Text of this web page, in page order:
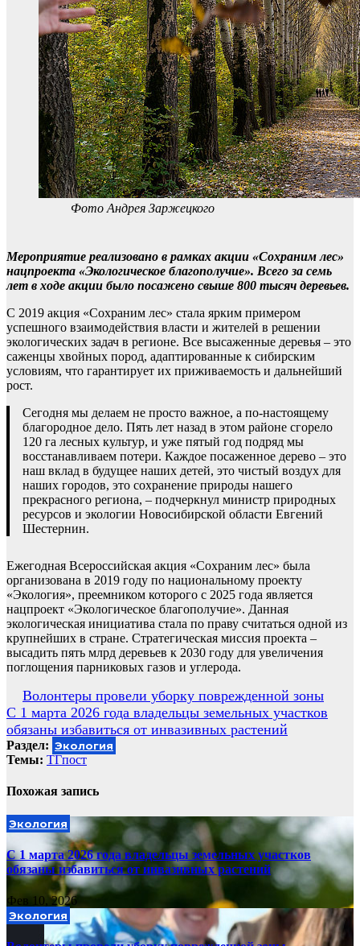
Фото Андрея Заржецкого
Мероприятие реализовано в рамках акции «Сохраним лес»
нацпроекта «Экологическое благополучие». Всего за семь
лет в ходе акции было посажено свыше 800 тысяч деревьев.
С 2019 акция «Сохраним лес» стала ярким примером
успешного взаимодействия власти и жителей в решении
экологических задач в регионе. Все высаженные деревья – это
саженцы хвойных пород, адаптированные к сибирским
условиям, что гарантирует их приживаемость и дальнейший
рост.
Сегодня мы делаем не просто важное, а по-настоящему
благородное дело. Пять лет назад в этом районе сгорело
120 га лесных культур, и уже пятый год подряд мы
восстанавливаем потери. Каждое посаженное дерево – это
наш вклад в будущее наших детей, это чистый воздух для
наших городов, это сохранение природы нашего
прекрасного региона, – подчеркнул министр природных
ресурсов и экологии Новосибирской области Евгений
Шестернин.
Ежегодная Всероссийская акция «Сохраним лес» была
организована в 2019 году по национальному проекту
«Экология», преемником которого с 2025 года является
нацпроект «Экологическое благополучие». Данная
экологическая инициатива стала по праву считаться одной из
крупнейших в стране. Стратегическая миссия проекта –
высадить пять млрд деревьев к 2030 году для увеличения
поглощения парниковых газов и углерода.
Навигация
по
записям
Волонтеры провели уборку поврежденной зоны
С 1 марта 2026 года владельцы земельных участков
обязаны избавиться от инвазивных растений
Раздел: Экология
Темы: ТГпост
Похожая запись
Экология
С 1 марта 2026 года владельцы земельных участков
обязаны избавиться от инвазивных растений
Фев 10, 2026
Экология